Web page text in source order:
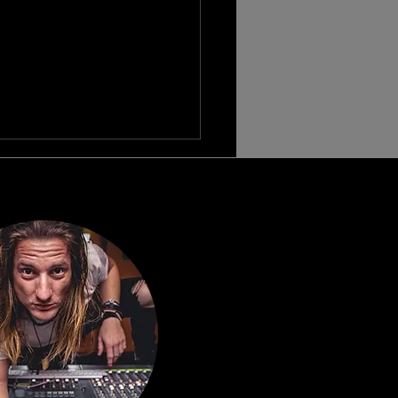
og mastering: hvad er
og hvad koster det?